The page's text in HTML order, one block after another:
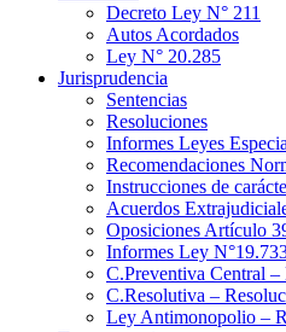
Decreto Ley N° 211
Autos Acordados
Ley N° 20.285
Jurisprudencia
Sentencias
Resoluciones
Informes Leyes
Recomendaciones
Instrucciones de
Acuerdos
Oposiciones Artículo
Informes Ley
C.Preventiva Central
C.Resolutiva –
Ley Antimonopolio –